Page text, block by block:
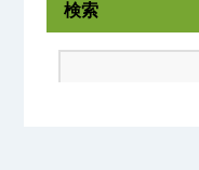
検索